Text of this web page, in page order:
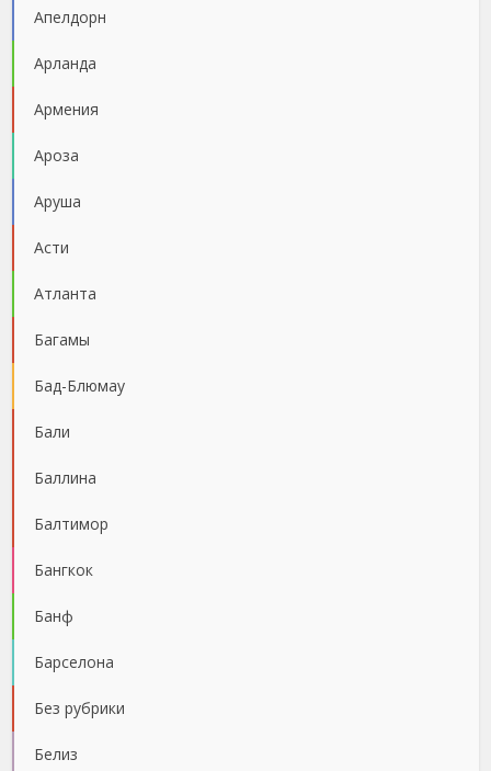
Апелдорн
Арланда
Армения
Ароза
Аруша
Асти
Атланта
Багамы
Бад-Блюмау
Бали
Баллина
Балтимор
Бангкок
Банф
Барселона
Без рубрики
Белиз